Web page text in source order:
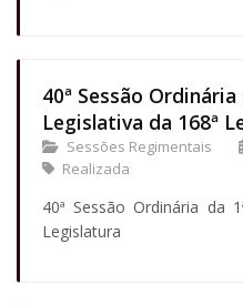
40ª Sessão Ordinária
Legislativa da 168ª
Sessões Regimentais
Realizada
40ª Sessão Ordinária da
Legislatura